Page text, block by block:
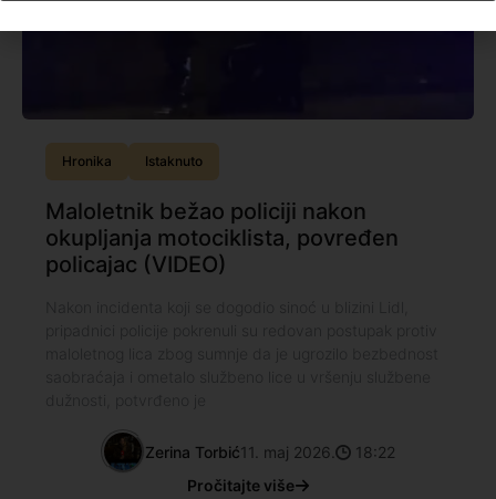
Hronika Istaknuto
Maloletnik bežao policiji nakon
okupljanja motociklista, povređen
policajac (VIDEO)
Zerina Torbić11. maj 2026.
18:22
Pročitajte više